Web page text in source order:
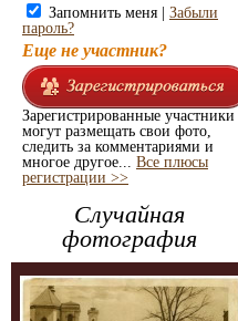
Запомнить меня | Забыли
пароль?
Еще не участник?
Зарегистрированные участники
могут размещать свои фото,
следить за комментариями и
многое другое... Все плюсы
регистрации >>
Случайная
фотография